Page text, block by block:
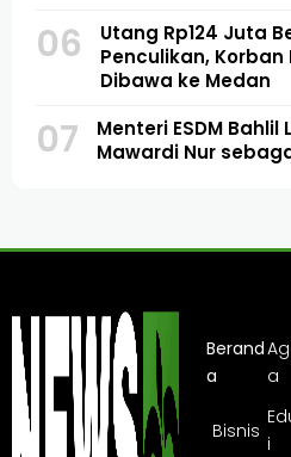
06
Utang Rp124 Juta
Penculikan,
Dibawa ke Medan
07
Menteri ESDM
Mawardi Nur
Berand
a
a
Bisnis
i